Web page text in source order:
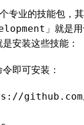
专业的技能包，
」就是
安装这些技能：
即可安装：
github.com/